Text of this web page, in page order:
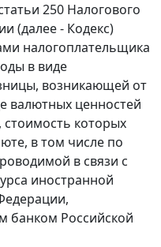
250 Налогового
(далее - Кодекс)
налогоплательщика
в виде
возникающей от
валютных ценностей
стоимость которых
в том числе по
в связи с
иностранной
банком Российской